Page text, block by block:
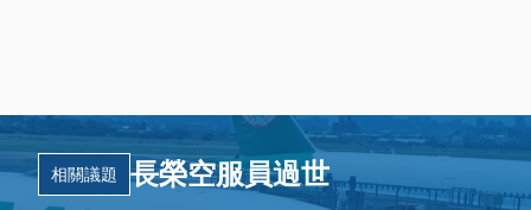
相關議題 長榮空服員過世